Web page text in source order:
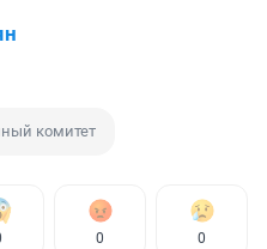
комитет
0 0